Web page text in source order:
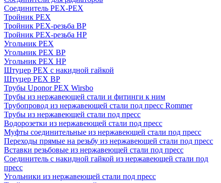
Соединитель PEX-PEX
Тройник PEX
Тройник PEX-резьба ВР
Тройник PEX-резьба НР
Угольник PEX
Угольник PEX ВР
Угольник PEX НР
Штуцер PEX c накидной гайкой
Штуцер PEX ВР
Трубы Uponor PEX Wirsbo
Трубы из нержавеющей стали и фитинги к ним
Трубопровод из нержавеющей стали под пресс Rommer
Трубы из нержавеющей стали под пресс
Водорозетки из нержавеющей стали под пресс
Муфты соединительные из нержавеющей стали под пресс
Переходы прямые на резьбу из нержавеющей стали под пресс
Вставки резьбовые из нержавеющей стали под пресс
Соединитель с накидной гайкой из нержавеющей стали под
пресс
Угольники из нержавеющей стали под пресс